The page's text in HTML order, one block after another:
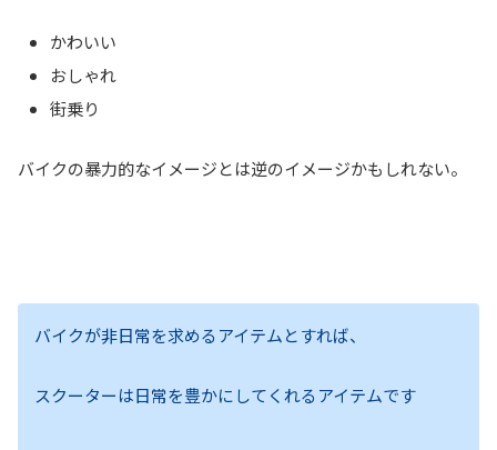
かわいい
おしゃれ
街乗り
バイクの暴力的なイメージとは逆のイメージかもしれない。
バイクが非日常を求めるアイテムとすれば、
スクーターは日常を豊かにしてくれるアイテムです